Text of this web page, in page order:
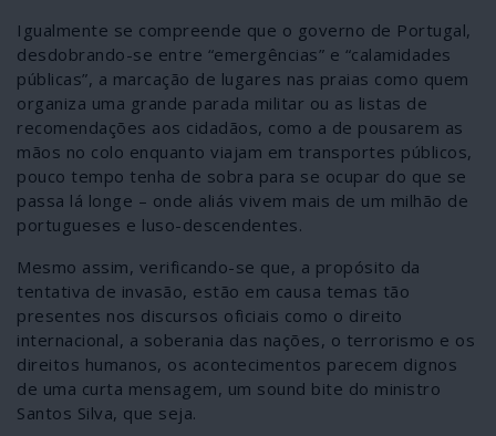
Igualmente se compreende que o governo de Portugal,
desdobrando-se entre “emergências” e “calamidades
públicas”, a marcação de lugares nas praias como quem
organiza uma grande parada militar ou as listas de
recomendações aos cidadãos, como a de pousarem as
mãos no colo enquanto viajam em transportes públicos,
pouco tempo tenha de sobra para se ocupar do que se
passa lá longe – onde aliás vivem mais de um milhão de
portugueses e luso-descendentes.
Mesmo assim, verificando-se que, a propósito da
tentativa de invasão, estão em causa temas tão
presentes nos discursos oficiais como o direito
internacional, a soberania das nações, o terrorismo e os
direitos humanos, os acontecimentos parecem dignos
de uma curta mensagem, um sound bite do ministro
Santos Silva, que seja.